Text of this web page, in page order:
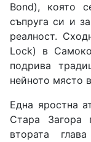
Bond), която
съпруга си и
реалност.
Lock) в
подрива
нейното място
Една яростна
Стара Загора
втората